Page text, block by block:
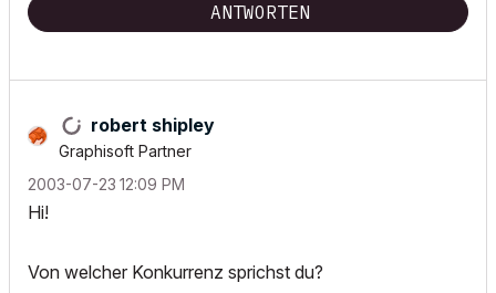
ANTWORTEN
robert shipley
Graphisoft Partner
‎2003-07-23 12:09 PM
Hi!
Von welcher Konkurrenz sprichst du?